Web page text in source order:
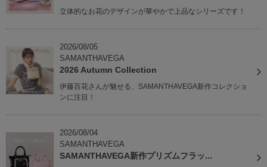
立体的なお花のデザインが華やかで上品なシリーズです！
2026/08/05
SAMANTHAVEGA
2026 Autumn Collection
伊藤百花さんが魅せる、SAMANTHAVEGA新作コレクショ
ンに注目！
2026/08/04
SAMANTHAVEGA
SAMANTHAVEGA新作プリズムフラッ...